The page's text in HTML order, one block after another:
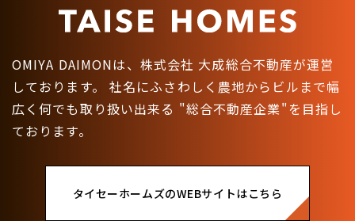
OMIYA DAIMONは、株式会社 大成総合不動産が運営
しております。
社名にふさわしく農地からビルまで幅
広く何でも取り扱い出来る "総合不動産企業"を目指し
ております。
タイセーホームズのWEBサイトはこちら